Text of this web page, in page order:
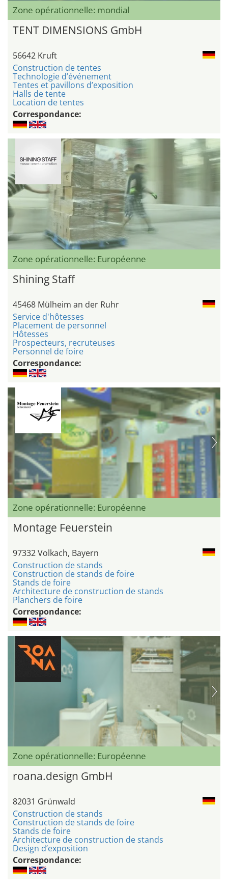
Zone opérationnelle: mondial
TENT DIMENSIONS GmbH
56642 Kruft
Construction de tentes
Technologie d’événement
Tentes et pavillons d’exposition
Halls de tente
Location de tentes
Correspondance:
Zone opérationnelle: Européenne
Shining Staff
45468 Mülheim an der Ruhr
Service d'hôtesses
Placement de personnel
Hôtesses
Prospecteurs, recruteuses
Personnel de foire
Correspondance:
Zone opérationnelle: Européenne
Montage Feuerstein
97332 Volkach, Bayern
Construction de stands
Construction de stands de foire
Stands de foire
Architecture de construction de stands
Planchers de foire
Correspondance:
Zone opérationnelle: Européenne
roana.design GmbH
82031 Grünwald
Construction de stands
Construction de stands de foire
Stands de foire
Architecture de construction de stands
Design d’exposition
Correspondance: